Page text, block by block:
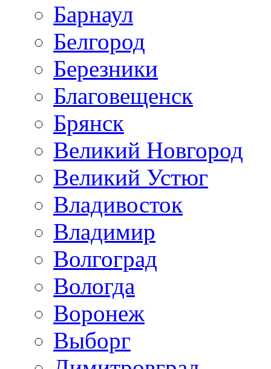
Барнаул
Белгород
Березники
Благовещенск
Брянск
Великий Новгород
Великий Устюг
Владивосток
Владимир
Волгоград
Вологда
Воронеж
Выборг